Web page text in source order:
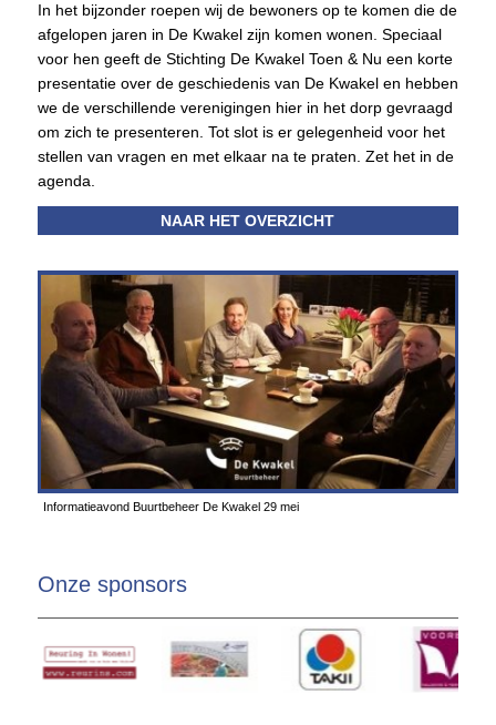
In het bijzonder roepen wij de bewoners op te komen die de
afgelopen jaren in De Kwakel zijn komen wonen. Speciaal
voor hen geeft de Stichting De Kwakel Toen & Nu een korte
presentatie over de geschiedenis van De Kwakel en hebben
we de verschillende verenigingen hier in het dorp gevraagd
om zich te presenteren. Tot slot is er gelegenheid voor het
stellen van vragen en met elkaar na te praten. Zet het in de
agenda.
NAAR HET OVERZICHT
Informatieavond Buurtbeheer De Kwakel 29 mei
Onze sponsors